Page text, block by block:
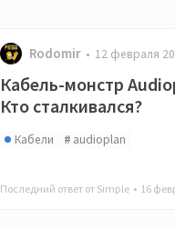
Rodomir 12 февраля
Кабель-монстр
Кто сталкивался?
Кабели audioplan
Последний ответ от Simple • 16